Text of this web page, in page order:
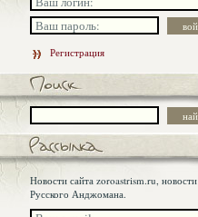
Регистрация
Новости сайта zoroastrism.ru, новости
Русского Анджомана.